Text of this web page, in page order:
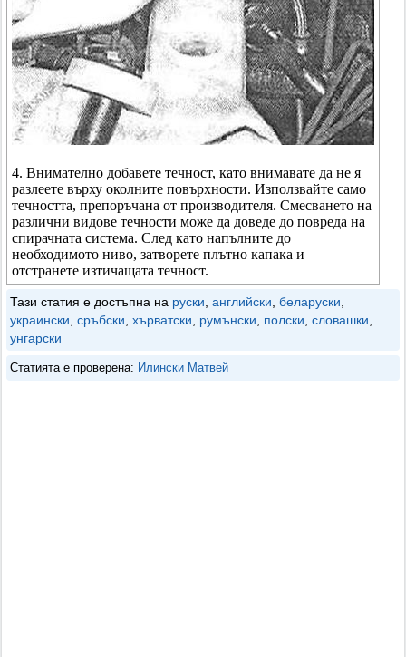
4. Внимателно добавете течност, като внимавате да не я
разлеете върху околните повърхности. Използвайте само
течността, препоръчана от производителя. Смесването на
различни видове течности може да доведе до повреда на
спирачната система. След като напълните до
необходимото ниво, затворете плътно капака и
отстранете изтичащата течност.
Тази статия е достъпна на руски английски беларуски
украински сръбски хърватски румънски полски словашки
унгарски
Статията е проверена: Илински Матвей